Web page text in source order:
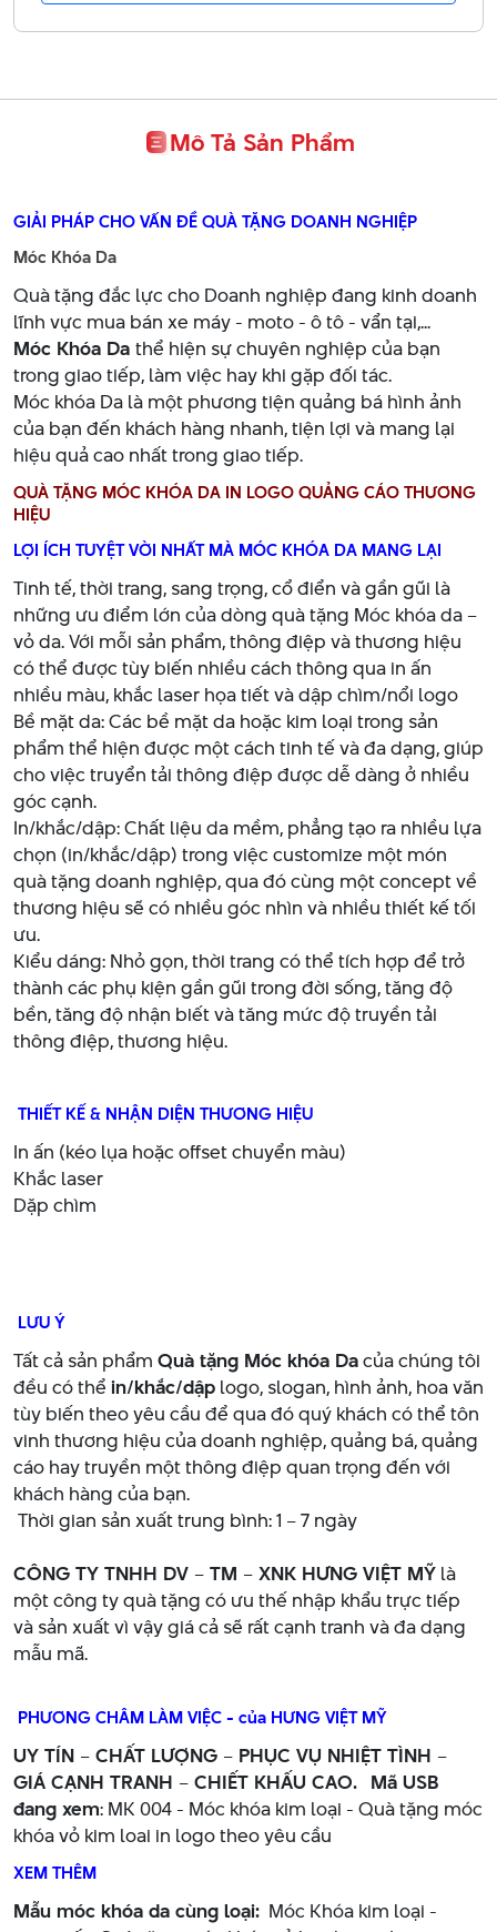
Mô Tả Sản Phẩm
GIẢI PHÁP CHO VẤN ĐỀ QUÀ TẶNG DOANH NGHIỆP
Móc Khóa Da
Quà tặng đắc lực cho Doanh nghiệp đang kinh doanh
lĩnh vực mua bán xe máy - moto - ô tô - vẩn tại,...
Móc Khóa Da thể hiện sự chuyên nghiệp của bạn
trong giao tiếp, làm việc hay khi gặp đối tác.
Móc khóa Da là một phương tiện quảng bá hình ảnh
của bạn đến khách hàng nhanh, tiện lợi và mang lại
hiệu quả cao nhất trong giao tiếp.
QUÀ TẶNG MÓC KHÓA DA IN LOGO QUẢNG CÁO THƯƠNG
HIỆU
LỢI ÍCH TUYỆT VỜI NHẤT MÀ MÓC KHÓA DA MANG LẠI
Tinh tế, thời trang, sang trọng, cổ điển và gần gũi là
những ưu điểm lớn của dòng quà tặng Móc khóa da –
vỏ da. Với mỗi sản phẩm, thông điệp và thương hiệu
có thể được tùy biến nhiều cách thông qua in ấn
nhiều màu, khắc laser họa tiết và dập chìm/nổi logo
Bề mặt da: Các bề mặt da hoặc kim loại trong sản
phẩm thể hiện được một cách tinh tế và đa dạng, giúp
cho việc truyển tải thông điệp được dễ dàng ở nhiều
góc cạnh.
In/khắc/dập: Chất liệu da mềm, phẳng tạo ra nhiều lựa
chọn (in/khắc/dập) trong việc customize một món
quà tặng doanh nghiệp, qua đó cùng một concept về
thương hiệu sẽ có nhiều góc nhìn và nhiều thiết kế tối
ưu.
Kiểu dáng: Nhỏ gọn, thời trang có thể tích hợp để trở
thành các phụ kiện gần gũi trong đời sống, tăng độ
bền, tăng độ nhận biết và tăng mức độ truyền tải
thông điệp, thương hiệu.
THIẾT KẾ & NHẬN DIỆN THƯƠNG HIỆU
In ấn (kéo lụa hoặc offset chuyển màu)
Khắc laser
Dặp chìm
LƯU Ý
Tất cả sản phẩm Quà tặng Móc khóa Dacủa chúng tôi
đều có thể in/khắc/dập logo, slogan, hình ảnh, hoa văn
tùy biến theo yêu cầu để qua đó quý khách có thể tôn
vinh thương hiệu của doanh nghiệp, quảng bá, quảng
cáo hay truyền một thông điệp quan trọng đến với
khách hàng của bạn.
Thời gian sản xuất trung bình: 1 – 7 ngày
CÔNG TY TNHH DV – TM – XNK HƯNG VIỆT MỸ là
một công ty quà tặng có ưu thế nhập khẩu trực tiếp
và sản xuất vì vậy giá cả sẽ rất cạnh tranh và đa dạng
mẫu mã.
PHƯƠNG CHÂM LÀM VIỆC - của HƯNG VIỆT MỸ
UY TÍN – CHẤT LƯỢNG – PHỤC VỤ NHIỆT TÌNH –
GIÁ CẠNH TRANH – CHIẾT KHẤU CAO. Mã USB
đang xem: MK 004 - Móc khóa kim loại - Quà tặng móc
khóa vỏ kim loai in logo theo yêu cầu
XEM THÊM
Mẫu móc khóa da cùng loại: Móc Khóa kim loại -